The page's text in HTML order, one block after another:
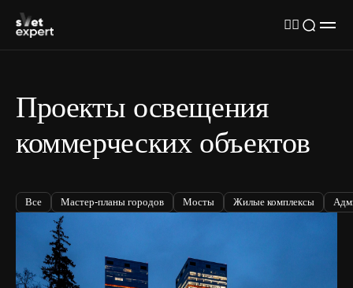
Проекты освещения
коммерческих объектов
Все Мастер-планы городов Мосты Жилые комплексы